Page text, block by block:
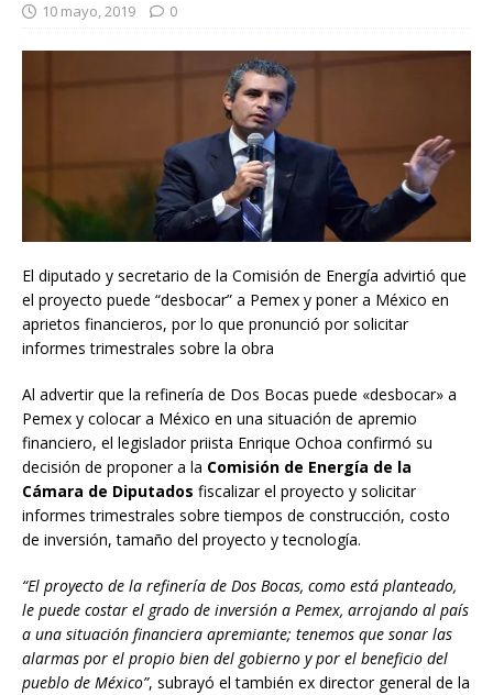
10 mayo, 2019 0
El diputado y secretario de la Comisión de Energía advirtió que
el proyecto puede “desbocar” a Pemex y poner a México en
aprietos financieros, por lo que pronunció por solicitar
informes trimestrales sobre la obra
Al advertir que la refinería de Dos Bocas puede «desbocar» a
Pemex y colocar a México en una situación de apremio
financiero, el legislador priista Enrique Ochoa confirmó su
decisión de proponer a la Comisión de Energía de la
Cámara de Diputados fiscalizar el proyecto y solicitar
informes trimestrales sobre tiempos de construcción, costo
de inversión, tamaño del proyecto y tecnología.
“El proyecto de la refinería de Dos Bocas, como está planteado,
le puede costar el grado de inversión a Pemex, arrojando al país
a una situación financiera apremiante; tenemos que sonar las
alarmas por el propio bien del gobierno y por el beneficio del
pueblo de México”, subrayó el también ex director general de la